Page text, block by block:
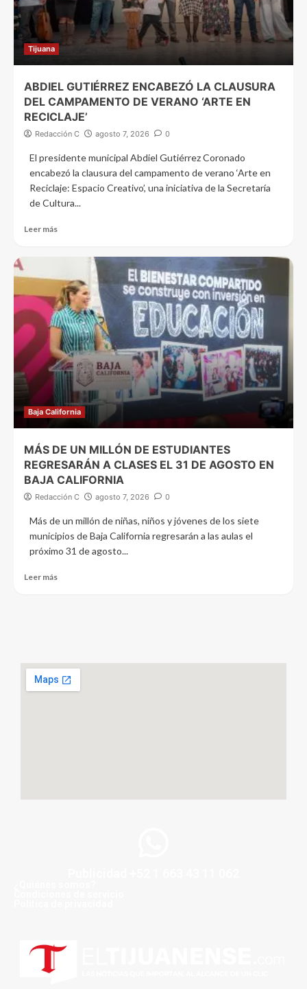
Tijuana
ABDIEL GUTIÉRREZ ENCABEZÓ LA CLAUSURA
DEL CAMPAMENTO DE VERANO ‘ARTE EN
RECICLAJE’
Redacción C agosto 7, 2026 0
El presidente municipal Abdiel Gutiérrez Coronado
encabezó la clausura del campamento de verano ‘Arte en
Reciclaje: Espacio Creativo’, una iniciativa de la Secretaría
de Cultura...
Leer más
Baja California
MÁS DE UN MILLÓN DE ESTUDIANTES
REGRESARÁN A CLASES EL 31 DE AGOSTO EN
BAJA CALIFORNIA
Redacción C agosto 7, 2026 0
Más de un millón de niñas, niños y jóvenes de los siete
municipios de Baja California regresarán a las aulas el
próximo 31 de agosto...
Leer más